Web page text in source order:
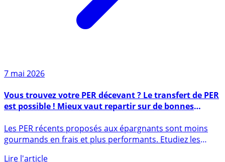
7 mai 2026
est possible ! Mieux vaut repartir sur de bonnes
bases !
gourmands en frais et plus performants. Etudiez les